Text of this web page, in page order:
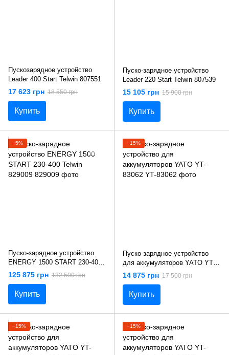
Пускозарядное устройство
Leader 400 Start Telwin 807551
17 623 грн 18 550 грн
Купить
Пуско-зарядное устройство
Leader 220 Start Telwin 807539
15 105 грн 15 900 грн
Купить
−5%
Пуско-зарядное устройство
ENERGY 1500 START 230-400
Telwin 829009
125 875 грн 132 500 грн
Купить
−15%
Пуско-зарядное устройство
для аккумуляторов YATO YT-
83062
14 875 грн 17 500 грн
Купить
−15% −15%